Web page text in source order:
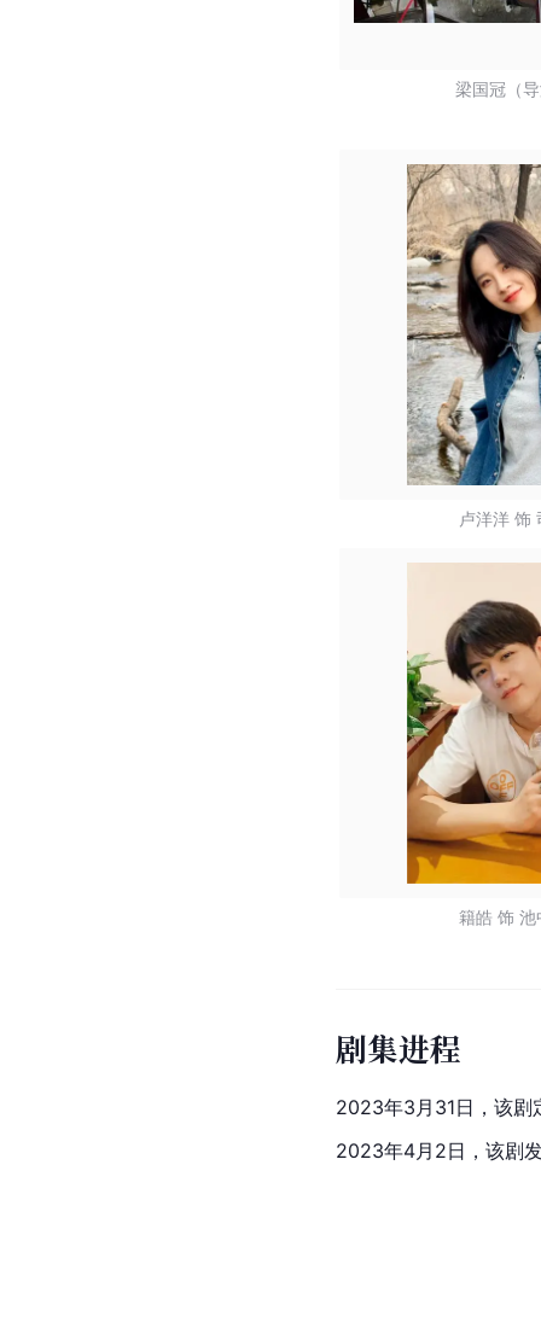
梁国冠（
卢洋洋 饰
籍皓 饰 池
剧集进程
2023年3月31日，该剧
2023年4月2日，该剧